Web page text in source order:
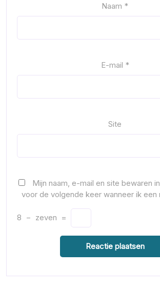
Naam *
E-mail *
Site
Mijn naam, e-mail en site bewaren
voor de volgende keer wanneer ik een
8 − zeven =